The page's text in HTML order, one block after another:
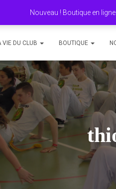
Nouveau ! Boutique en
VIE DU CLUB BOUTIQUE